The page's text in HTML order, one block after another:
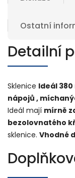
Ostatní
Detailní
Sklenice Ideál 380
nápojů ,
Ideál mají mírně
bezolovnatého
sklenice. Vhodné